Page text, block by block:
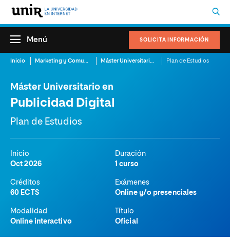
SOLICITA INFORMACIÓN
Menú
Inicio Marketing y Comunicación Máster Universitario en Publicidad Digital Plan de Estudios
Máster Universitario en
Publicidad Digital
Plan de Estudios
Inicio
Oct 2026
Duración
1 curso
Créditos
60 ECTS
Exámenes
Online y/o presenciales
Modalidad
Online interactivo
Título
Oficial